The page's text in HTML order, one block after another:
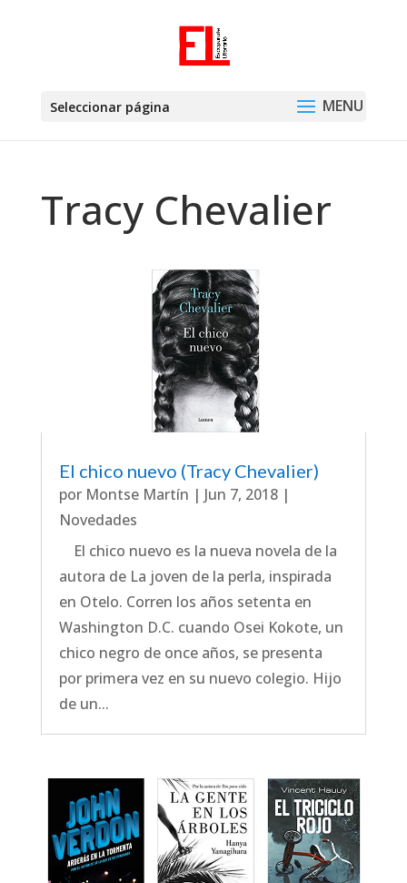
Seleccionar página
Tracy Chevalier
El chico nuevo (Tracy Chevalier)
por Montse Martín | Jun 7, 2018|
Novedades
El chico nuevo es la nueva novela de la
autora de La joven de la perla, inspirada
en Otelo. Corren los años setenta en
Washington D.C. cuando Osei Kokote, un
chico negro de once años, se presenta
por primera vez en su nuevo colegio. Hijo
de un...